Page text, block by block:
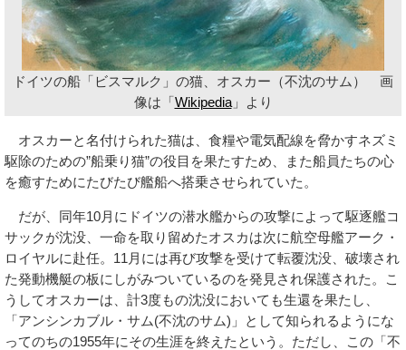
ドイツの船「ビスマルク」の猫、オスカー（不沈のサム） 画
像は「Wikipedia」より
オスカーと名付けられた猫は、食糧や電気配線を脅かすネズミ
駆除のための”船乗り猫”の役目を果たすため、また船員たちの心
を癒すためにたびたび艦船へ搭乗させられていた。
だが、同年10月にドイツの潜水艦からの攻撃によって駆逐艦コ
サックが沈没、一命を取り留めたオスカは次に航空母艦アーク・
ロイヤルに赴任。11月には再び攻撃を受けて転覆沈没、破壊され
た発動機艇の板にしがみついているのを発見され保護された。こ
うしてオスカーは、計3度もの沈没においても生還を果たし、
「アンシンカブル・サム(不沈のサム)」として知られるようにな
ってのちの1955年にその生涯を終えたという。ただし、この「不